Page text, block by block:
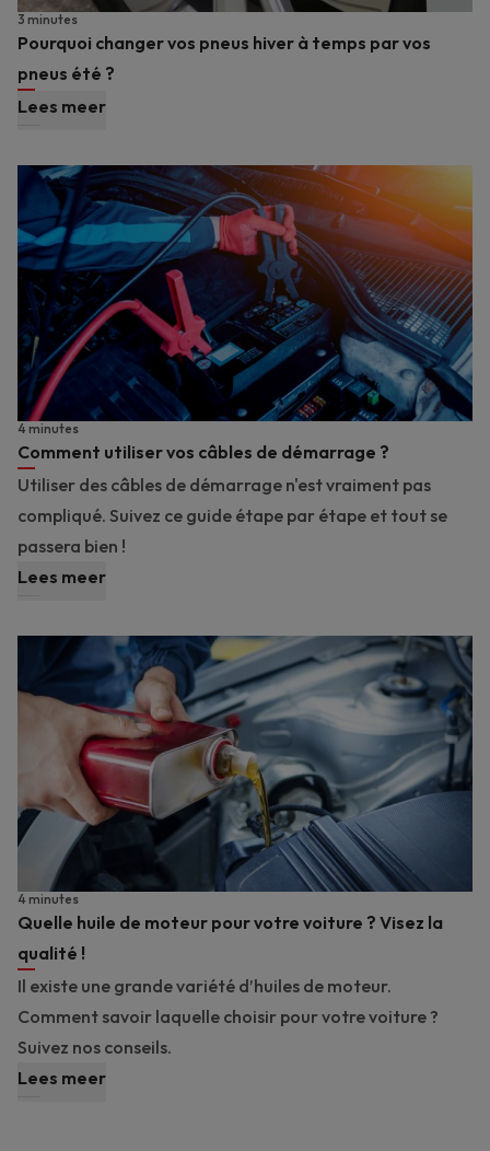
Pourquoi changer vos pneus hiver à temps par vos
pneus été ?
3 minutes
Lees meer
Comment utiliser vos câbles de démarrage ?
4 minutes
Utiliser des câbles de démarrage n'est vraiment pas
compliqué. Suivez ce guide étape par étape et tout se
passera bien !
Lees meer
Quelle huile de moteur pour votre voiture ? Visez la
qualité !
4 minutes
Il existe une grande variété d’huiles de moteur.
Comment savoir laquelle choisir pour votre voiture ?
Suivez nos conseils.
Lees meer